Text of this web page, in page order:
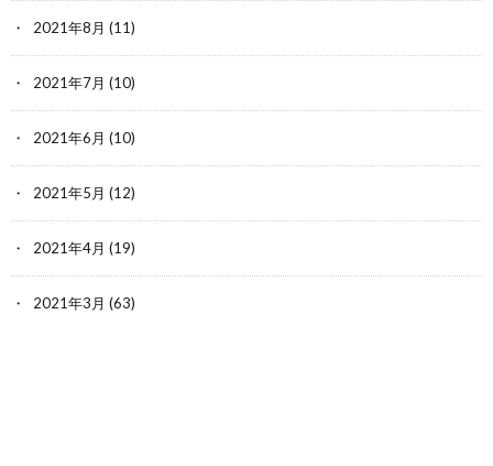
2021年8月 (11)
2021年7月 (10)
2021年6月 (10)
2021年5月 (12)
2021年4月 (19)
2021年3月 (63)